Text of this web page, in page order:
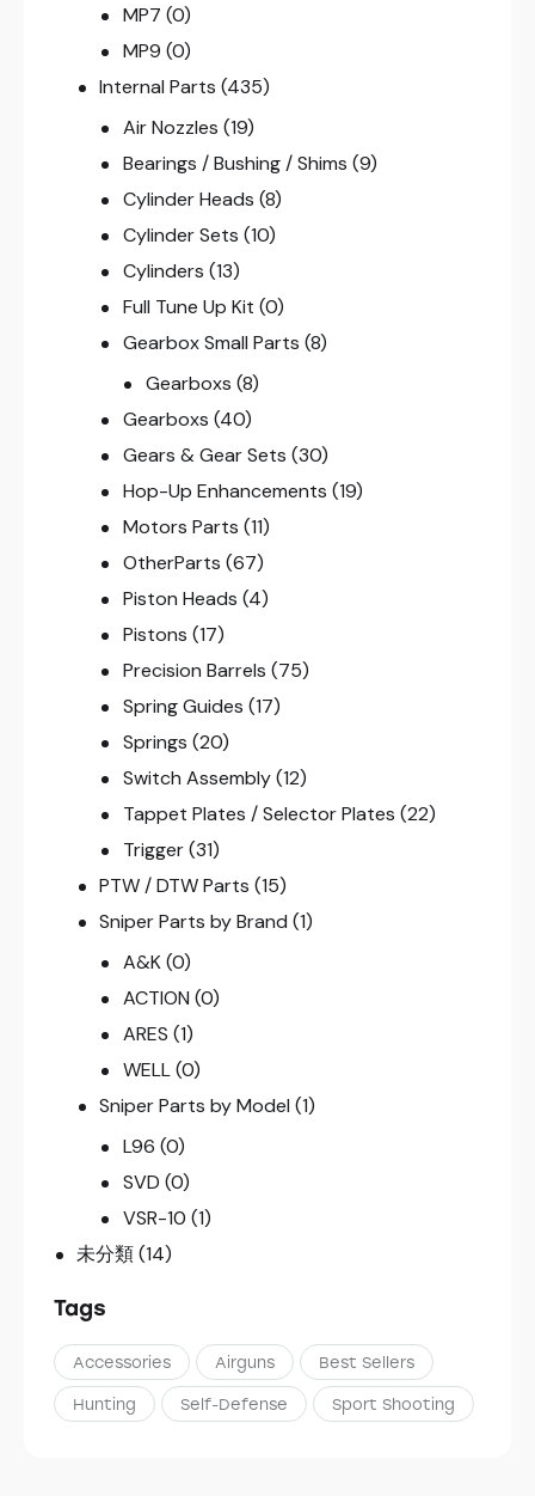
MP7 (0)
MP9 (0)
Internal Parts (435)
Air Nozzles (19)
Bearings / Bushing / Shims (9)
Cylinder Heads (8)
Cylinder Sets (10)
Cylinders (13)
Full Tune Up Kit (0)
Gearbox Small Parts (8)
Gearboxs (8)
Gearboxs (40)
Gears & Gear Sets (30)
Hop-Up Enhancements (19)
Motors Parts (11)
OtherParts (67)
Piston Heads (4)
Pistons (17)
Precision Barrels (75)
Spring Guides (17)
Springs (20)
Switch Assembly (12)
Tappet Plates / Selector Plates (22)
Trigger (31)
PTW / DTW Parts (15)
Sniper Parts by Brand (1)
A&K (0)
ACTION (0)
ARES (1)
WELL (0)
Sniper Parts by Model (1)
L96 (0)
SVD (0)
VSR-10 (1)
未分類(14)
Tags
Accessories Airguns Best Sellers
Hunting Self-Defense Sport Shooting